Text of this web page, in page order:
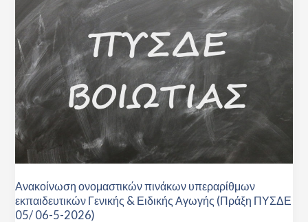
Ανακοίνωση ονομαστικών πινάκων υπεραρίθμων
εκπαιδευτικών Γενικής & Ειδικής Αγωγής (Πράξη ΠΥΣΔΕ
05/ 06-5-2026)
ονομαστικών
πινάκων
υπεραρίθμων
εκπαιδευτικών
Γενικής
&
Ειδικής
Αγωγής
(Πράξη
ΠΥΣΔΕ
05/
5-
2026)